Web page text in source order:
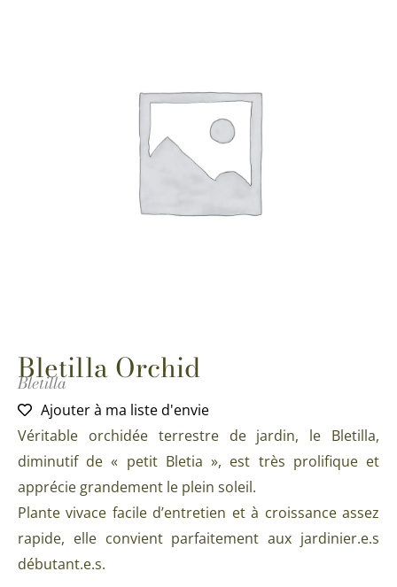
Bletilla Orchid
Bletilla
Ajouter à ma liste d'envie
Véritable orchidée terrestre de jardin, le Bletilla,
diminutif de « petit Bletia », est très prolifique et
apprécie grandement le plein soleil.
Plante vivace facile d’entretien et à croissance assez
rapide, elle convient parfaitement aux jardinier.e.s
débutant.e.s.